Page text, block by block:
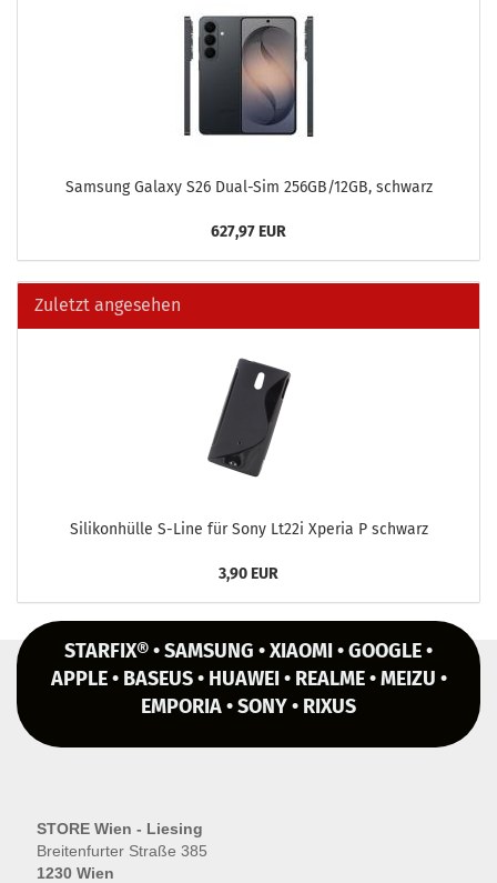
Sam­sung Ga­la­xy S26 Dual-​Sim 256GB/12GB, schwarz
627,97 EUR
Zuletzt angesehen
Si­li­kon­hül­le S-​Line für Sony Lt22i Xpe­ria P schwarz
3,90 EUR
STARFIX® • SAMSUNG • XIAOMI • GOOGLE •
APPLE • BASEUS • HUAWEI • REALME • MEIZU •
EMPORIA • SONY • RIXUS
STORE Wien - Liesing
Breitenfurter Straße 385
1230 Wien